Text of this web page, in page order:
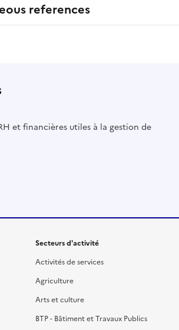
references
et financières utiles à la gestion de
Secteurs d'activité
Activités de services
Agriculture
Arts et culture
BTP - Bâtiment et Travaux Publics